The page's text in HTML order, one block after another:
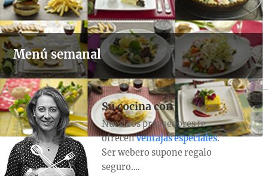
Menú semanal
Su cocina con
Nuestros proveedores te
ofrecenventajas especiales.
Ser webero supone regalo
seguro….